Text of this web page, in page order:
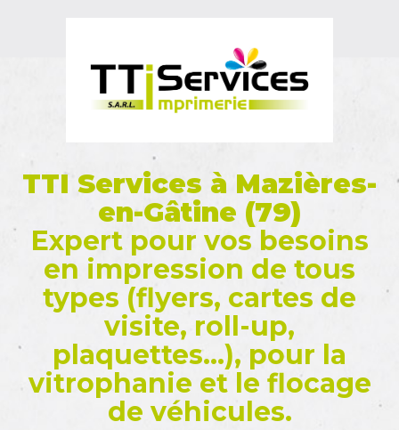
TTI Services à Mazières-
en-Gâtine (79)
Expert pour vos besoins
en impression de tous
types (flyers, cartes de
visite, roll-up,
plaquettes...), pour la
vitrophanie et le flocage
de véhicules.